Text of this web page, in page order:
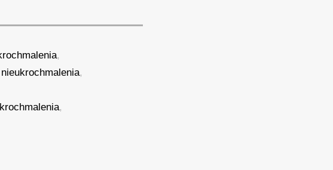
,
nieukrochmalenia,
,